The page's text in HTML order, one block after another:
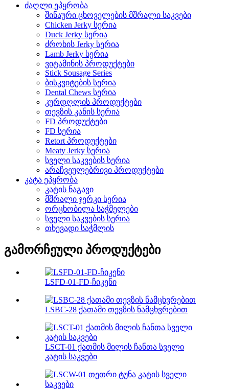
ძაღლი ეპყრობა
შინაური ცხოველების მშრალი საკვები
Chicken Jerky სერია
Duck Jerky სერია
ძროხის Jerky სერია
Lamb Jerky სერია
ვიტამინის პროდუქტები
Stick Sousage Series
ბისკვიტების სერია
Dental Chews სერია
კურდღლის პროდუქტები
თევზის კანის სერია
FD პროდუქტები
FD სერია
Retort პროდუქტები
Meaty Jerky სერია
სველი საკვების სერია
არაჩვეულებრივი პროდუქტები
კატა ეპყრობა
კატის ნაგავი
მშრალი ჯერკი სერია
ორცხობილა საჭმელები
სველი საკვების სერია
თხევადი საჭმლის
გამორჩეული პროდუქტები
LSFD-01-FD-ჩიკენი
LSBC-28 ქათამი თევზის ნამცხვრებით
LSCT-01 ქათმის მილის ჩანთა სველი
კატის საკვები